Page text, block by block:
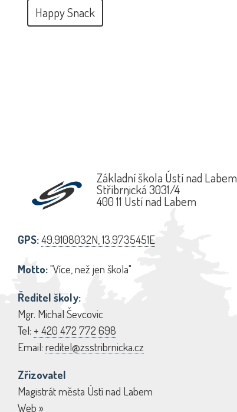
Happy Snack
Základní škola Ústí nad Labem
Stříbrnická 3031/4
400 11 Ústí nad Labem
GPS:49.9108032N, 13.9735451E
Motto:"Více, než jen škola"
Ředitel školy:
Mgr. Michal Ševcovic
Tel: + 420 472 772 698
Email: reditel@zsstribrnicka.cz
Zřizovatel
Magistrát města Ústí nad Labem
Web »